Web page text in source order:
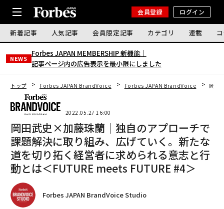
会員登録 ログイン
新着記事 人気記事 会員限定記事 カテゴリ 連載
NEWS
Forbes JAPAN MEMBERSHIP 新機能｜
記事ページ内の広告表示を最小限にしました
トップ Forbes JAPAN BrandVoice Forbes JAPAN BrandVoice 岡田
2022.05.27 16:00
岡田武史×加藤珠蘭｜独自のアプローチで
課題解決に取り組み、広げていく。新たな
道を切り拓く経営者に求められる意志と行
動とは＜FUTURE meets FUTURE #4＞
Forbes JAPAN BrandVoice Studio